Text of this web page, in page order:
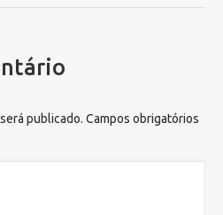
publicado. Campos obrigatórios